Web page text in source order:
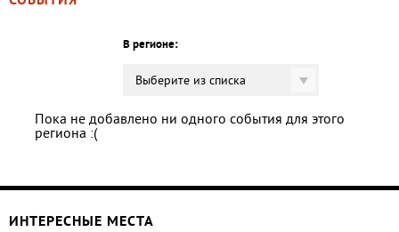
В регионе:
Выберите из списка
Пока не добавлено ни одного события для этого
региона :(
ИНТЕРЕСНЫЕ МЕСТА